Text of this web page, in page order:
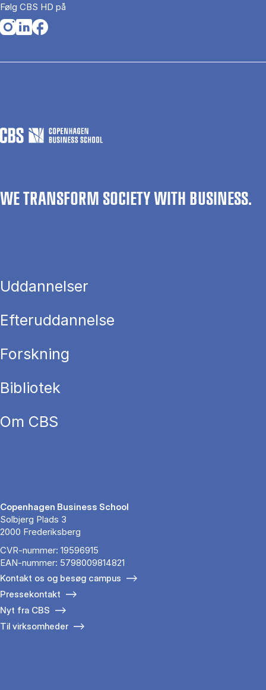
Følg CBS HD på
Opens in a new tab
Opens in a new tab
Opens in a new tab
WE TRANSFORM SOCIETY WITH BUSINESS.
Uddannelser
Efteruddannelse
Forskning
Bibliotek
Om CBS
Copenhagen Business School
Solbjerg Plads 3
2000 Frederiksberg
CVR-nummer: 19596915
EAN-nummer: 5798009814821
Kontakt os og besøg campus
Pressekontakt
Nyt fra CBS
Til virksomheder